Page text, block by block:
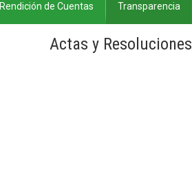
Rendición de Cuentas Transparencia
Actas y Resoluciones